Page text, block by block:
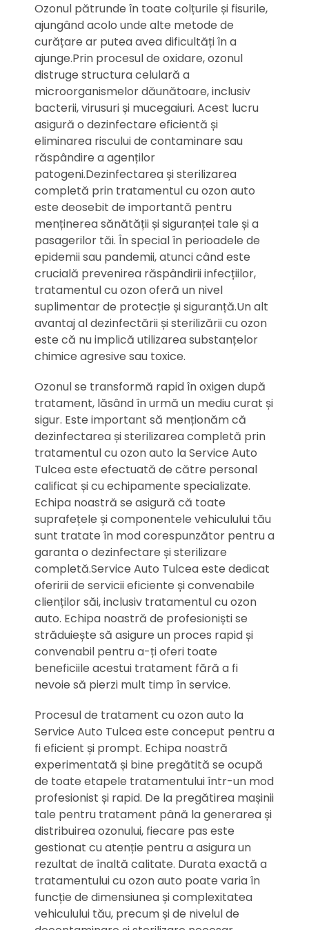
Ozonul pătrunde în toate colțurile și fisurile,
ajungând acolo unde alte metode de
curățare ar putea avea dificultăți în a
ajunge.Prin procesul de oxidare, ozonul
distruge structura celulară a
microorganismelor dăunătoare, inclusiv
bacterii, virusuri și mucegaiuri. Acest lucru
asigură o dezinfectare eficientă și
eliminarea riscului de contaminare sau
răspândire a agenților
patogeni.Dezinfectarea și sterilizarea
completă prin tratamentul cu ozon auto
este deosebit de importantă pentru
menținerea sănătății și siguranței tale și a
pasagerilor tăi. În special în perioadele de
epidemii sau pandemii, atunci când este
crucială prevenirea răspândirii infecțiilor,
tratamentul cu ozon oferă un nivel
suplimentar de protecție și siguranță.Un alt
avantaj al dezinfectării și sterilizării cu ozon
este că nu implică utilizarea substanțelor
chimice agresive sau toxice.
Ozonul se transformă rapid în oxigen după
tratament, lăsând în urmă un mediu curat și
sigur. Este important să menționăm că
dezinfectarea și sterilizarea completă prin
tratamentul cu ozon auto la Service Auto
Tulcea este efectuată de către personal
calificat și cu echipamente specializate.
Echipa noastră se asigură că toate
suprafețele și componentele vehiculului tău
sunt tratate în mod corespunzător pentru a
garanta o dezinfectare și sterilizare
completă.Service Auto Tulcea este dedicat
oferirii de servicii eficiente și convenabile
clienților săi, inclusiv tratamentul cu ozon
auto. Echipa noastră de profesioniști se
străduiește să asigure un proces rapid și
convenabil pentru a-ți oferi toate
beneficiile acestui tratament fără a fi
nevoie să pierzi mult timp în service.
Procesul de tratament cu ozon auto la
Service Auto Tulcea este conceput pentru a
fi eficient și prompt. Echipa noastră
experimentată și bine pregătită se ocupă
de toate etapele tratamentului într-un mod
profesionist și rapid. De la pregătirea mașinii
tale pentru tratament până la generarea și
distribuirea ozonului, fiecare pas este
gestionat cu atenție pentru a asigura un
rezultat de înaltă calitate. Durata exactă a
tratamentului cu ozon auto poate varia în
funcție de dimensiunea și complexitatea
vehiculului tău, precum și de nivelul de